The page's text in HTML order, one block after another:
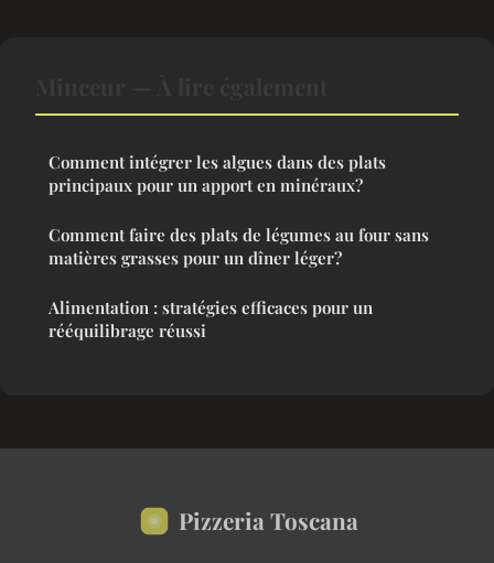
Comment intégrer les algues dans des plats
principaux pour un apport en minéraux?
Comment faire des plats de légumes au four sans
matières grasses pour un dîner léger?
Alimentation : stratégies efficaces pour un
rééquilibrage réussi
Pizzeria Toscana